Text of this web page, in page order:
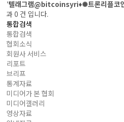
'텔래그램@bitcoinsyri♦✺트론리플코
과0 건 입니다.
통합검색
통합검색
협회소식
회원사 서비스
리포트
브리프
통계자료
미디어가 본 협회
미디어갤러리
영상자료